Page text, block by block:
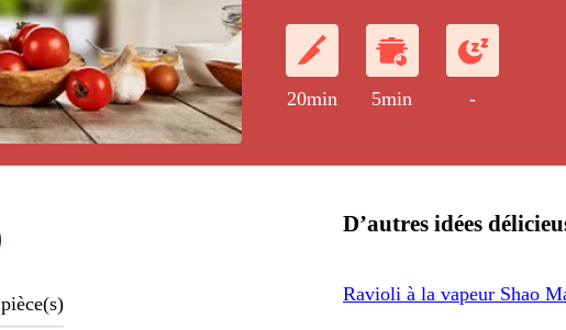
20min 5min -
pièce(s)
D’autres idées
Ravioli à la vapeur Shao